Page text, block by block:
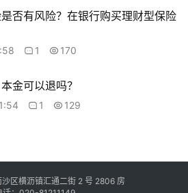
否有风险？在银行购买理财型保险
1 170
金可以退吗？
1 129
区横沥镇汇通二街 2 号 2806 房